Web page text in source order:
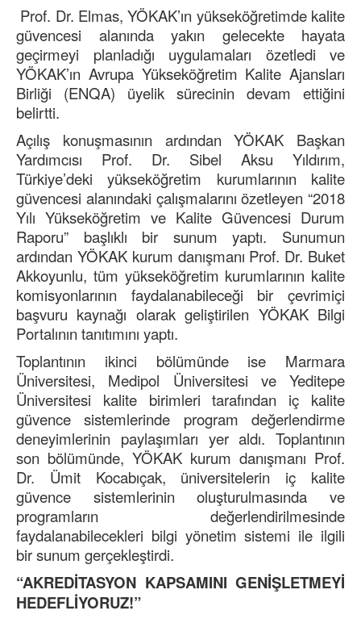
Prof. Dr. Elmas, YÖKAK’ın yükseköğretimde kalite
güvencesi alanında yakın gelecekte hayata
geçirmeyi planladığı uygulamaları özetledi ve
YÖKAK’ın Avrupa Yükseköğretim Kalite Ajansları
Birliği (ENQA) üyelik sürecinin devam ettiğini
belirtti.
Açılış konuşmasının ardından YÖKAK Başkan
Yardımcısı Prof. Dr. Sibel Aksu Yıldırım,
Türkiye’deki yükseköğretim kurumlarının kalite
güvencesi alanındaki çalışmalarını özetleyen “2018
Yılı Yükseköğretim ve Kalite Güvencesi Durum
Raporu” başlıklı bir sunum yaptı. Sunumun
ardından YÖKAK kurum danışmanı Prof. Dr. Buket
Akkoyunlu, tüm yükseköğretim kurumlarının kalite
komisyonlarının faydalanabileceği bir çevrimiçi
başvuru kaynağı olarak geliştirilen YÖKAK Bilgi
Portalının tanıtımını yaptı.
Toplantının ikinci bölümünde ise Marmara
Üniversitesi, Medipol Üniversitesi ve Yeditepe
Üniversitesi kalite birimleri tarafından iç kalite
güvence sistemlerinde program değerlendirme
deneyimlerinin paylaşımları yer aldı. Toplantının
son bölümünde, YÖKAK kurum danışmanı Prof.
Dr. Ümit Kocabıçak, üniversitelerin iç kalite
güvence sistemlerinin oluşturulmasında ve
programların değerlendirilmesinde
faydalanabilecekleri bilgi yönetim sistemi ile ilgili
bir sunum gerçekleştirdi.
“AKREDİTASYON KAPSAMINI GENİŞLETMEYİ
HEDEFLİYORUZ!”